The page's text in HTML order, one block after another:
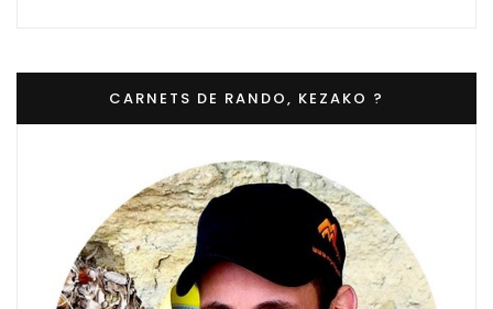
CARNETS DE RANDO, KEZAKO ?